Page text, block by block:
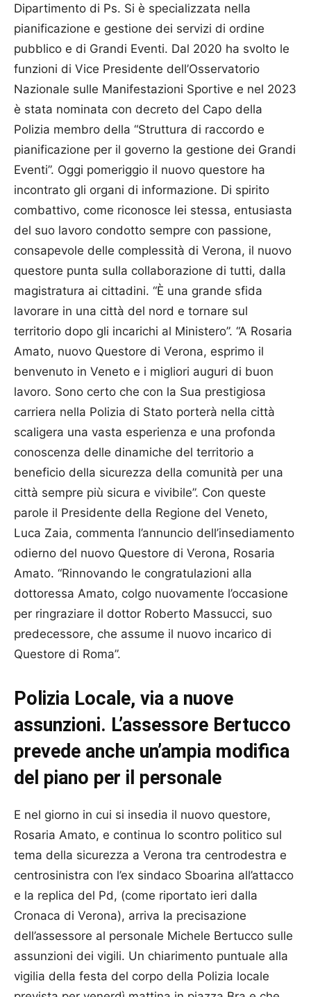
Dipartimento di Ps. Si è specializzata nella
pianificazione e gestione dei servizi di ordine
pubblico e di Grandi Eventi. Dal 2020 ha svolto le
funzioni di Vice Presidente dell’Osservatorio
Nazionale sulle Manifestazioni Sportive e nel 2023
è stata nominata con decreto del Capo della
Polizia membro della “Struttura di raccordo e
pianificazione per il governo la gestione dei Grandi
Eventi”. Oggi pomeriggio il nuovo questore ha
incontrato gli organi di informazione. Di spirito
combattivo, come riconosce lei stessa, entusiasta
del suo lavoro condotto sempre con passione,
consapevole delle complessità di Verona, il nuovo
questore punta sulla collaborazione di tutti, dalla
magistratura ai cittadini. “È una grande sfida
lavorare in una città del nord e tornare sul
territorio dopo gli incarichi al Ministero”. “A Rosaria
Amato, nuovo Questore di Verona, esprimo il
benvenuto in Veneto e i migliori auguri di buon
lavoro. Sono certo che con la Sua prestigiosa
carriera nella Polizia di Stato porterà nella città
scaligera una vasta esperienza e una profonda
conoscenza delle dinamiche del territorio a
beneficio della sicurezza della comunità per una
città sempre più sicura e vivibile”. Con queste
parole il Presidente della Regione del Veneto,
Luca Zaia, commenta l’annuncio dell’insediamento
odierno del nuovo Questore di Verona, Rosaria
Amato. “Rinnovando le congratulazioni alla
dottoressa Amato, colgo nuovamente l’occasione
per ringraziare il dottor Roberto Massucci, suo
predecessore, che assume il nuovo incarico di
Questore di Roma”.
Polizia Locale, via a nuove
assunzioni. L’assessore Bertucco
prevede anche un’ampia modifica
del piano per il personale
E nel giorno in cui si insedia il nuovo questore,
Rosaria Amato, e continua lo scontro politico sul
tema della sicurezza a Verona tra centrodestra e
centrosinistra con l’ex sindaco Sboarina all’attacco
e la replica del Pd, (come riportato ieri dalla
Cronaca di Verona), arriva la precisazione
dell’assessore al personale Michele Bertucco sulle
assunzioni dei vigili. Un chiarimento puntuale alla
vigilia della festa del corpo della Polizia locale